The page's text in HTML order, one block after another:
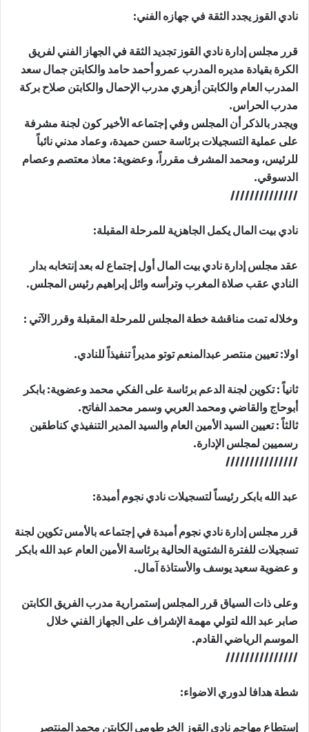
نادي القوز يجدد الثقة في جهازه الفني:
قرر مجلس إدارة نادي القوز تجديد الثقة في الجهاز الفني لفريق
الكرة بقيادة مديره المدرب عمرو أحمد حامد والكابتن جمال سعد
المدرب العام والكابتن أزهري مدرب الإحمال والكابتن صلاح بركة
مدرب الحراس.
ويجدر بالذكر أن المجلس وفي إجتماعه الأخير كون لجنة مشرفة
على عملية التسجيلات برئاسة حسن حميدة، وعماد مدني نائباً
للرئيس، ومحمد المشرف مقرراً، وعضوية: معاذ معتصم وعصام
الدسوقي.
//////////////
نادي بيت المال يكمل الجاهزية للمرحلة المقبلة:
عقد مجلس إدارة نادي بيت المال أول إجتماع له بعد إنتخابه بدار
النادي عقب صلاة المغرب وترأسه وائل إبراهيم رئيس المجلس.
وخلاله تمت مناقشة خطة المجلس للمرحلة المقبلة وقرر الآتي :
اولا: تعيين منتصر عبدالمنعم توتو مديراً تنفيذاً للنادي.
ثانياً : تكوين لجنة الدعم برئاسة على الفكي محمد وعضوية: بابكر
أبوحاج والقاضي ومحمد العربي وسمر محمد الفاتح.
ثالثاً : تعيين السيد الأمين العام والسيد المدير التنفيذي كناطقين
رسميين لمجلس الإدارة.
///////////////
عبد الله بابكر رئيساً لتسجيلات نادي نجوم أمبدة:
قرر مجلس إدارة نادي نجوم أمبدة في إجتماعه بالأمس تكوين لجنة
تسجيلات للفترة الشتوية الحالية برئاسة الأمين العام عبد الله بابكر
و عضوية سعيد يوسف والأستاذة آمال.
وعلى ذات السياق قرر المجلس إستمرارية مدرب الفريق الكابتن
صابر عبد الله لتولي مهمة الإشراف على الجهاز الفني خلال
الموسم الرياضي القادم.
///////////////
شطة هدافا لدوري الاضواء:
إستطاع مهاجم نادي القوز الخرطومي الكابتن محمد المنتصر